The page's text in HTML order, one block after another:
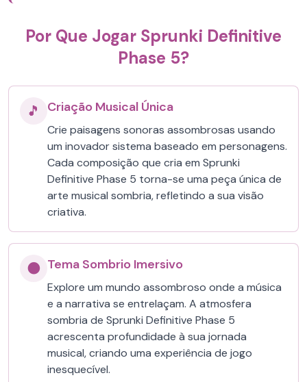
Por Que Jogar Sprunki Definitive
Phase 5?
🎵 Criação Musical Única
Crie paisagens sonoras assombrosas usando
um inovador sistema baseado em personagens.
Cada composição que cria em Sprunki
Definitive Phase 5 torna-se uma peça única de
arte musical sombria, refletindo a sua visão
criativa.
🌑 Tema Sombrio Imersivo
Explore um mundo assombroso onde a música
e a narrativa se entrelaçam. A atmosfera
sombria de Sprunki Definitive Phase 5
acrescenta profundidade à sua jornada
musical, criando uma experiência de jogo
inesquecível.